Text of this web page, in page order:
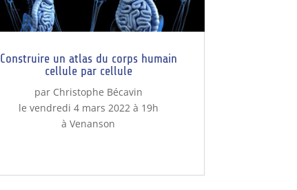
Construire un atlas du corps humain
cellule par cellule
par Christophe Bécavin
le vendredi 4 mars 2022 à 19h
à Venanson